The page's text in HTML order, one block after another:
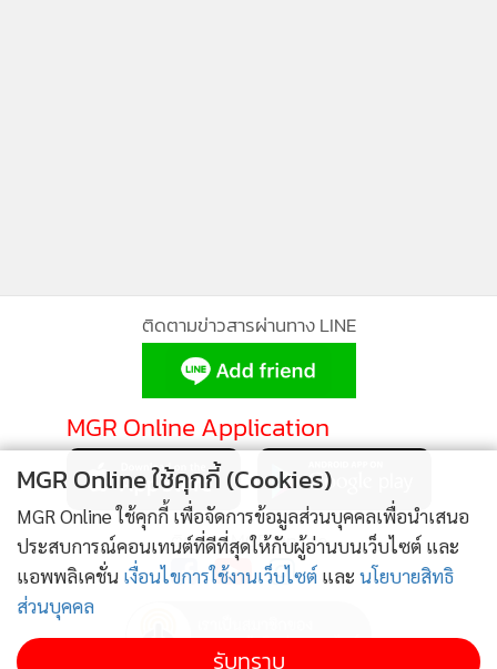
การคัดกรองผู้ป่วยระดับตำบล ในพื้นที่ 10 จังหวัด และ อสม.
รวมถึงดำเนินการมอบข้าวกล่อง 150,000 กล่อง ให้กับชุมชน
แออัดในเขตพื้นที่กรุงเทพมหานคร อีกทั้งร่วมกับ กฟผ. มอบถุง
ยังชีพแก่ชุมชนในพื้นที่ จ.นนทบุรี นอกจากนี้ ยังขยายความช่วย
เหลือไปยังช้างไทยที่ได้รับผลกระทบจากโควิด-19 ผ่านการ
บริจาคให้แก่โครงการโอบช้าง ทั้งนี้ กลุ่มบริษัทกัลฟ์มุ่งมั่นที่จะ
ช่วยเหลือและสนับสนุนประเทศไทยในการบรรเทาผลกระทบ
ของโควิด-19 ต่อไป
ติดตามข่าวสารผ่านทาง LINE
MGR Online Application
ติดตาม MGR Online
MGR Online ใช้คุกกี้ (Cookies)
MGR Online ใช้คุกกี้ เพื่อจัดการข้อมูลส่วนบุคคลเพื่อนำเสนอ
ประสบการณ์คอนเทนต์ที่ดีที่สุดให้กับผู้อ่านบนเว็บไซต์ และ
แอพพลิเคชั่น เงื่อนไขการใช้งานเว็บไซต์ และ นโยบายสิทธิ
ส่วนบุคคล
รับทราบ